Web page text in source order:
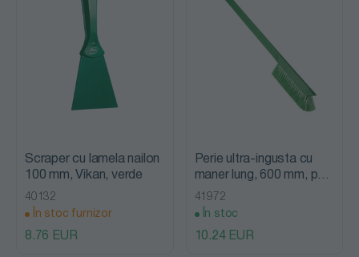
Scraper cu lamela nailon
100 mm, Vikan, verde
40132
În stoc furnizor
8.76 EUR
Perie ultra-ingusta cu
maner lung, 600 mm, peri
medii, Vikan
41972
În stoc
10.24 EUR